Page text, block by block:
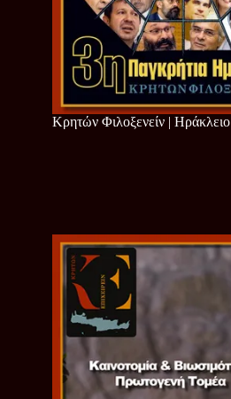
Κρητών Φιλοξενείν | Ηράκλειο